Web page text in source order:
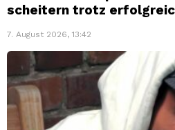
scheitern trotz
7. August 2026, 13:42